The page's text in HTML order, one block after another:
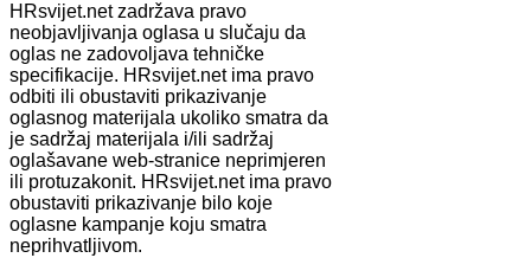
HRsvijet.net zadržava pravo
neobjavljivanja oglasa u slučaju da
oglas ne zadovoljava tehničke
specifikacije. HRsvijet.net ima pravo
odbiti ili obustaviti prikazivanje
oglasnog materijala ukoliko smatra da
je sadržaj materijala i/ili sadržaj
oglašavane web-stranice neprimjeren
ili protuzakonit. HRsvijet.net ima pravo
obustaviti prikazivanje bilo koje
oglasne kampanje koju smatra
neprihvatljivom.